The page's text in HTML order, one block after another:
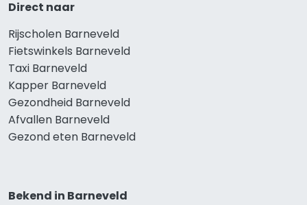
Direct naar
Rijscholen Barneveld
Fietswinkels Barneveld
Taxi Barneveld
Kapper Barneveld
Gezondheid Barneveld
Afvallen Barneveld
Gezond eten Barneveld
Bekend in Barneveld